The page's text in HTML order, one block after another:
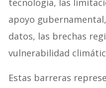
tecnología, las
apoyo
datos, las brechas
vulnerabilidad
Estas barreras